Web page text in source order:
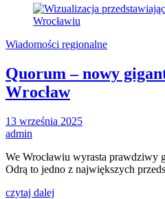
Wiadomości regionalne
Quorum – nowy
Wrocław
13 września 2025
admin
We Wrocławiu wyrasta prawdziwy
Odrą to jedno z największych
czytaj dalej